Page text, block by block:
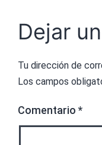
Dejar
Tu dirección de
Los campos
Comentario *